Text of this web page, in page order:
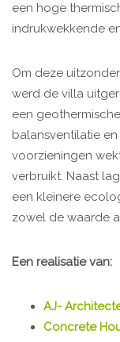
een hoge
indrukwekkende
Om deze
werd de villa
een
balansventilatie
voorzieningen
verbruikt. Naast
een kleinere
zowel de waarde
Een realisatie van:
AJ-
Concrete